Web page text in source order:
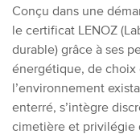
Conçu dans une
le certificat LENOZ
durable) grâce à ses
énergétique, de choix
l’environnement
enterré, s’intègre
cimetière et privilégie